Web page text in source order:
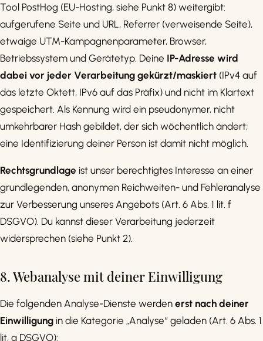
Tool PostHog (EU-Hosting, siehe Punkt 8) weitergibt:
aufgerufene Seite und URL, Referrer (verweisende Seite),
etwaige UTM-Kampagnenparameter, Browser,
Betriebssystem und Gerätetyp. Deine IP-Adresse wird
dabei vor jeder Verarbeitung gekürzt/maskiert (IPv4 auf
das letzte Oktett, IPv6 auf das Präfix) und nicht im Klartext
gespeichert. Als Kennung wird ein pseudonymer, nicht
umkehrbarer Hash gebildet, der sich wöchentlich ändert;
eine Identifizierung deiner Person ist damit nicht möglich.
Rechtsgrundlage ist unser berechtigtes Interesse an einer
grundlegenden, anonymen Reichweiten- und Fehleranalyse
zur Verbesserung unseres Angebots (Art. 6 Abs. 1 lit. f
DSGVO). Du kannst dieser Verarbeitung jederzeit
widersprechen (siehe Punkt 2).
8. Webanalyse mit deiner Einwilligung
Die folgenden Analyse-Dienste werden erst nach deiner
Einwilligung in die Kategorie „Analyse“ geladen (Art. 6 Abs. 1
lit. a DSGVO):